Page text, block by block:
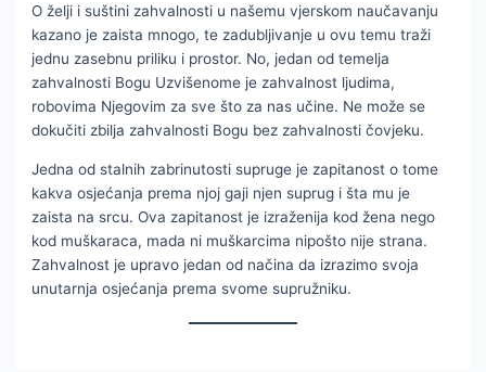
O želji i suštini zahvalnosti u našemu vjerskom naučavanju
kazano je zaista mnogo, te zadubljivanje u ovu temu traži
jednu zasebnu priliku i prostor. No, jedan od temelja
zahvalnosti Bogu Uzvišenome je zahvalnost ljudima,
robovima Njegovim za sve što za nas učine. Ne može se
dokučiti zbilja zahvalnosti Bogu bez zahvalnosti čovjeku.
Jedna od stalnih zabrinutosti supruge je zapitanost o tome
kakva osjećanja prema njoj gaji njen suprug i šta mu je
zaista na srcu. Ova zapitanost je izraženija kod žena nego
kod muškaraca, mada ni muškarcima nipošto nije strana.
Zahvalnost je upravo jedan od načina da izrazimo svoja
unutarnja osjećanja prema svome supružniku.